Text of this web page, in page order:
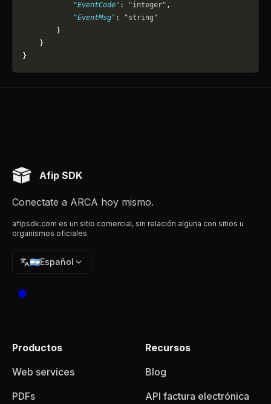
            "EventCode"
: "integer" ,
            "EventMsg"
:
"string"
        }
    }
}
Afip SDK
Conectate a ARCA hoy mismo.
afipsdk.com es un sitio comercial, sin relación alguna con sitios u
organismos oficiales.
🇦🇷Español
Productos
Web services
PDFs
Recursos
Blog
API factura electrónica